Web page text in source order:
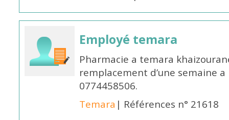
Employé temara
Pharmacie a temara
remplacement d’une semaine
0774458506.
Temara | Références n° 21618